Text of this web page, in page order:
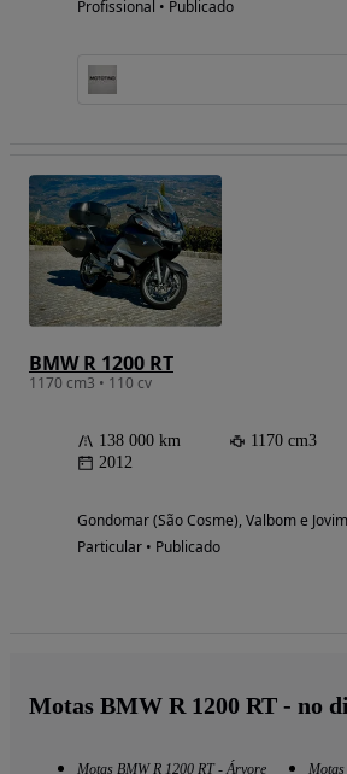
Profissional • Publicado
BMW R 1200 RT
1170 cm3 • 110 cv
138 000 km 1170 cm3
2012
Gondomar (São Cosme), Valbom e
Particular • Publicado
Motas BMW R 1200 RT - no
Motas BMW R 1200 RT - Árvore